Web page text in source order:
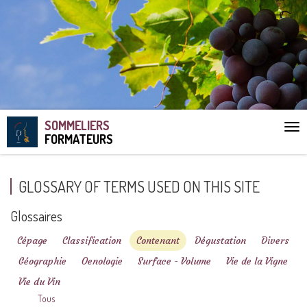
SOMMELIERS
FORMATEURS
GLOSSARY OF TERMS USED ON THIS SITE
Glossaires
Cépage Classification Contenant Dégustation
Divers
Géographie
Oenologie Surface - Volume
Vie de la Vigne
Vie du Vin
Tous